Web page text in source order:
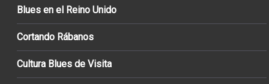
Blues en el Reino Unido
Cortando Rábanos
Cultura Blues de Visita